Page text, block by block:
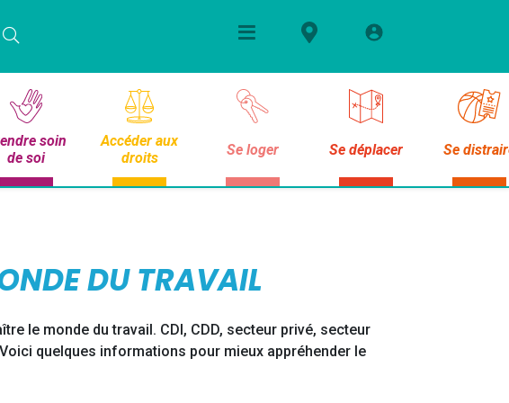
soin
de soi
Accéder aux
droits
Se loger Se déplacer Se
DU TRAVAIL
le monde du travail. CDI, CDD, secteur privé, secteur
quelques informations pour mieux appréhender le